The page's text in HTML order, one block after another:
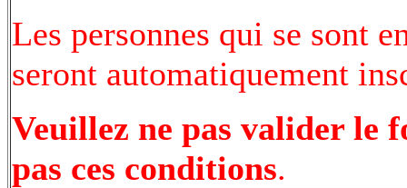
Les personnes qui se sont
seront automatiquement
Veuillez ne pas valider le
pas ces conditions.